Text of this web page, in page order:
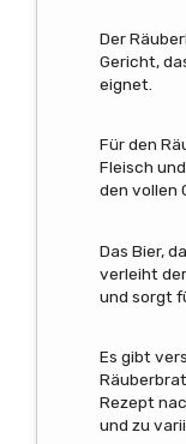
Der
Gericht,
eignet.
Für den
Fleisch
den vollen
Das Bier,
verleiht
und sorgt
Es gibt
Rezept
und zu